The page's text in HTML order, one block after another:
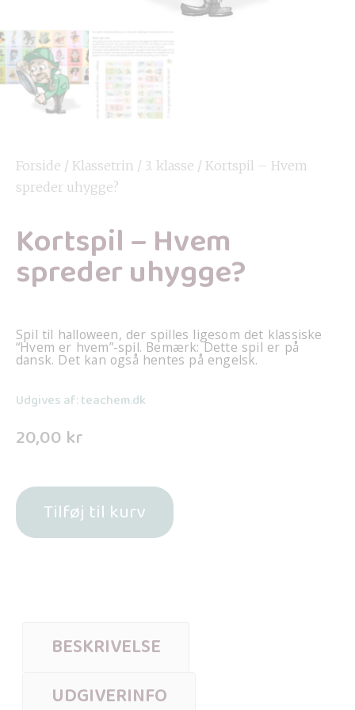
Forside / Klassetrin / 3. klasse / Kortspil – Hvem
spreder uhygge?
Kortspil – Hvem
spreder uhygge?
Spil til halloween, der spilles ligesom det klassiske
“Hvem er hvem”-spil. Bemærk: Dette spil er på
dansk. Det kan også hentes på engelsk.
Udgives af: teachem.dk
20,00 kr
Tilføj til kurv
BESKRIVELSE
UDGIVERINFO